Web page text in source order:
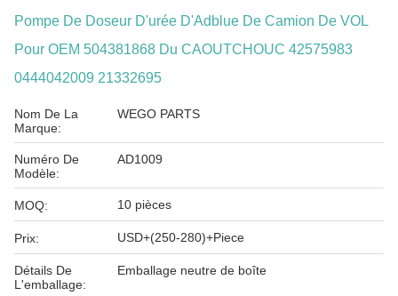
Pompe De Doseur D'urée D'Adblue De Camion De VOL
Pour OEM 504381868 Du CAOUTCHOUC 42575983
0444042009 21332695
Nom De La
Marque:
WEGO PARTS
Numéro De
Modèle:
AD1009
MOQ: 10 pièces
Prix: USD+(250-280)+Piece
Détails De
L'emballage:
Emballage neutre de boîte